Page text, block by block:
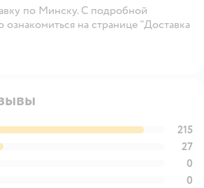
по Минску. С подробной
на странице "Доставка
215
27
0
0